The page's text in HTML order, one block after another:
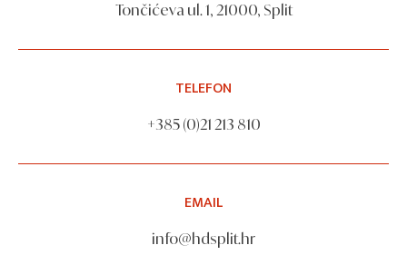
Tončićeva ul. 1, 21000, Split
TELEFON
+385 (0)21 213 810
EMAIL
info@hdsplit.hr